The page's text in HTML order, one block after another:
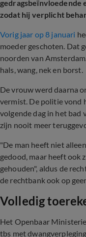
gedragsbeïnvloedende
zodat hij verplicht
Vorig jaar op 8 januari
moeder geschoten. Dat
noorden van
hals, wang, nek en borst.
De vrouw werd daarna
vermist. De politie vond
volgende dag in het bad
zijn nooit meer
"De man heeft niet
gedood, maar heeft ook
gehouden", aldus de
de rechtbank ook op
Volledig
Het Openbaar
tbs met